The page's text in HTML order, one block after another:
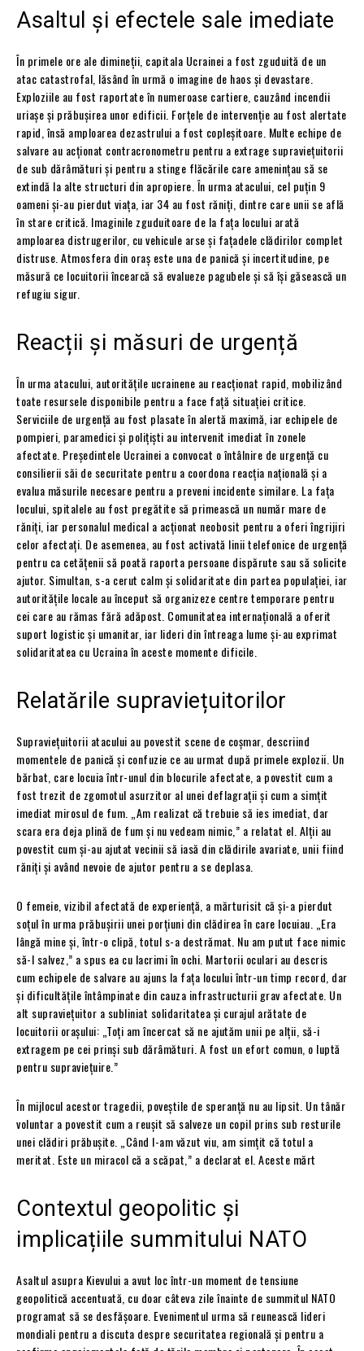
Asaltul și efectele sale imediate
În primele ore ale dimineții, capitala Ucrainei a fost zguduită de un
atac catastrofal, lăsând în urmă o imagine de haos și devastare.
Exploziile au fost raportate în numeroase cartiere, cauzând incendii
uriașe și prăbușirea unor edificii. Forțele de intervenție au fost alertate
rapid, însă amploarea dezastrului a fost copleșitoare. Multe echipe de
salvare au acționat contracronometru pentru a extrage supraviețuitorii
de sub dărâmături și pentru a stinge flăcările care amenințau să se
extindă la alte structuri din apropiere. În urma atacului, cel puțin 9
oameni și-au pierdut viața, iar 34 au fost răniți, dintre care unii se află
în stare critică. Imaginile zguduitoare de la fața locului arată
amploarea distrugerilor, cu vehicule arse și fațadele clădirilor complet
distruse. Atmosfera din oraș este una de panică și incertitudine, pe
măsură ce locuitorii încearcă să evalueze pagubele și să își găsească un
refugiu sigur.
Reacții și măsuri de urgență
În urma atacului, autoritățile ucrainene au reacționat rapid, mobilizând
toate resursele disponibile pentru a face față situației critice.
Serviciile de urgență au fost plasate în alertă maximă, iar echipele de
pompieri, paramedici și polițiști au intervenit imediat în zonele
afectate. Președintele Ucrainei a convocat o întâlnire de urgență cu
consilierii săi de securitate pentru a coordona reacția națională și a
evalua măsurile necesare pentru a preveni incidente similare. La fața
locului, spitalele au fost pregătite să primească un număr mare de
răniți, iar personalul medical a acționat neobosit pentru a oferi îngrijiri
celor afectați. De asemenea, au fost activată linii telefonice de urgență
pentru ca cetățenii să poată raporta persoane dispărute sau să solicite
ajutor. Simultan, s-a cerut calm și solidaritate din partea populației, iar
autoritățile locale au început să organizeze centre temporare pentru
cei care au rămas fără adăpost. Comunitatea internațională a oferit
suport logistic și umanitar, iar lideri din întreaga lume și-au exprimat
solidaritatea cu Ucraina în aceste momente dificile.
Relatările supraviețuitorilor
Supraviețuitorii atacului au povestit scene de coșmar, descriind
momentele de panică și confuzie ce au urmat după primele explozii. Un
bărbat, care locuia într-unul din blocurile afectate, a povestit cum a
fost trezit de zgomotul asurzitor al unei deflagrații și cum a simțit
imediat mirosul de fum. „Am realizat că trebuie să ies imediat, dar
scara era deja plină de fum și nu vedeam nimic,” a relatat el. Alții au
povestit cum și-au ajutat vecinii să iasă din clădirile avariate, unii fiind
răniți și având nevoie de ajutor pentru a se deplasa.
O femeie, vizibil afectată de experiență, a mărturisit că și-a pierdut
soțul în urma prăbușirii unei porțiuni din clădirea în care locuiau. „Era
lângă mine și, într-o clipă, totul s-a destrămat. Nu am putut face nimic
să-l salvez,” a spus ea cu lacrimi în ochi. Martorii oculari au descris
cum echipele de salvare au ajuns la fața locului într-un timp record, dar
și dificultățile întâmpinate din cauza infrastructurii grav afectate. Un
alt supraviețuitor a subliniat solidaritatea și curajul arătate de
locuitorii orașului: „Toți am încercat să ne ajutăm unii pe alții, să-i
extragem pe cei prinși sub dărâmături. A fost un efort comun, o luptă
pentru supraviețuire.”
În mijlocul acestor tragedii, poveștile de speranță nu au lipsit. Un tânăr
voluntar a povestit cum a reușit să salveze un copil prins sub resturile
unei clădiri prăbușite. „Când l-am văzut viu, am simțit că totul a
meritat. Este un miracol că a scăpat,” a declarat el. Aceste mărt
Contextul geopolitic și
implicațiile summitului NATO
Asaltul asupra Kievului a avut loc într-un moment de tensiune
geopolitică accentuată, cu doar câteva zile înainte de summitul NATO
programat să se desfășoare. Evenimentul urma să reunească lideri
mondiali pentru a discuta despre securitatea regională și pentru a